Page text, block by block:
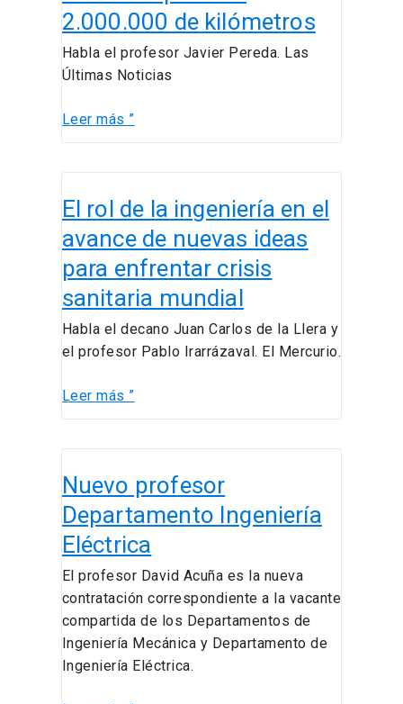
2.000.000 de kilómetros
Habla el profesor Javier Pereda. Las
Últimas Noticias
auto
eléctrico
que
dura
de
Leer más ”
El rol de la ingeniería en el
avance de nuevas ideas
para enfrentar crisis
sanitaria mundial
Habla el decano Juan Carlos de la Llera y
el profesor Pablo Irarrázaval. El Mercurio.
rol
la
ingeniería
en
avance
nuevas
ideas
crisis
sanitaria
mundial
Leer más ”
Nuevo profesor
Departamento Ingeniería
Eléctrica
El profesor David Acuña es la nueva
contratación correspondiente a la vacante
compartida de los Departamentos de
Ingeniería Mecánica y Departamento de
Ingeniería Eléctrica.
profesor
Departamento
Ingeniería
Eléctrica